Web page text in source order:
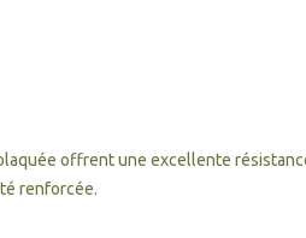
offrent une excellente
renforcée.